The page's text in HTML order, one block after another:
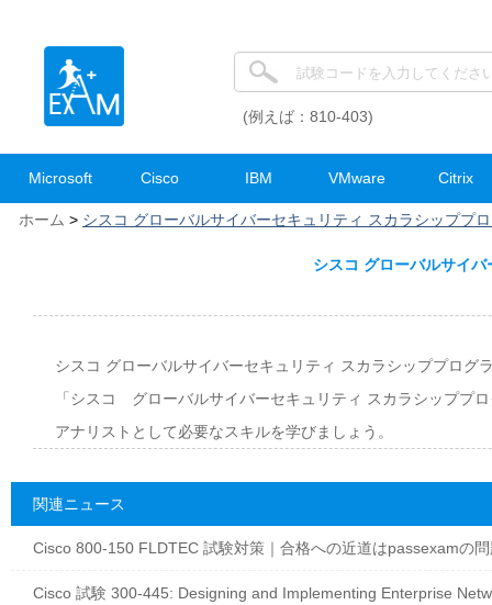
(例えば：810-403)
Microsoft Cisco IBM VMware Citrix
ホーム > シスコ グローバルサイバーセキュリティ スカラシッププ
シスコ グローバルサイ
シスコ グローバルサイバーセキュリティ スカラシッププログ
「シスコ グローバルサイバーセキュリティ スカラシッププ
アナリストとして必要なスキルを学びましょう。
関連ニュース
Cisco 800-150 FLDTEC 試験対策｜合格への近道はpassexamの
Cisco 試験 300-445: Designing and Implementing Enterprise